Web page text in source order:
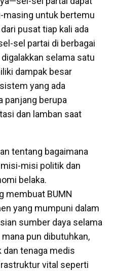
masing untuk bertemu
pusat tiap kali ada
sel partai di berbagai
selama satu
dampak besar
yang ada
panjang berupa
dan lamban saat
tentang bagaimana
misi politik dan
belaka.
membuat BUMN
yang mumpuni dalam
sumber daya selama
pun dibutuhkan,
dan tenaga medis
vital seperti